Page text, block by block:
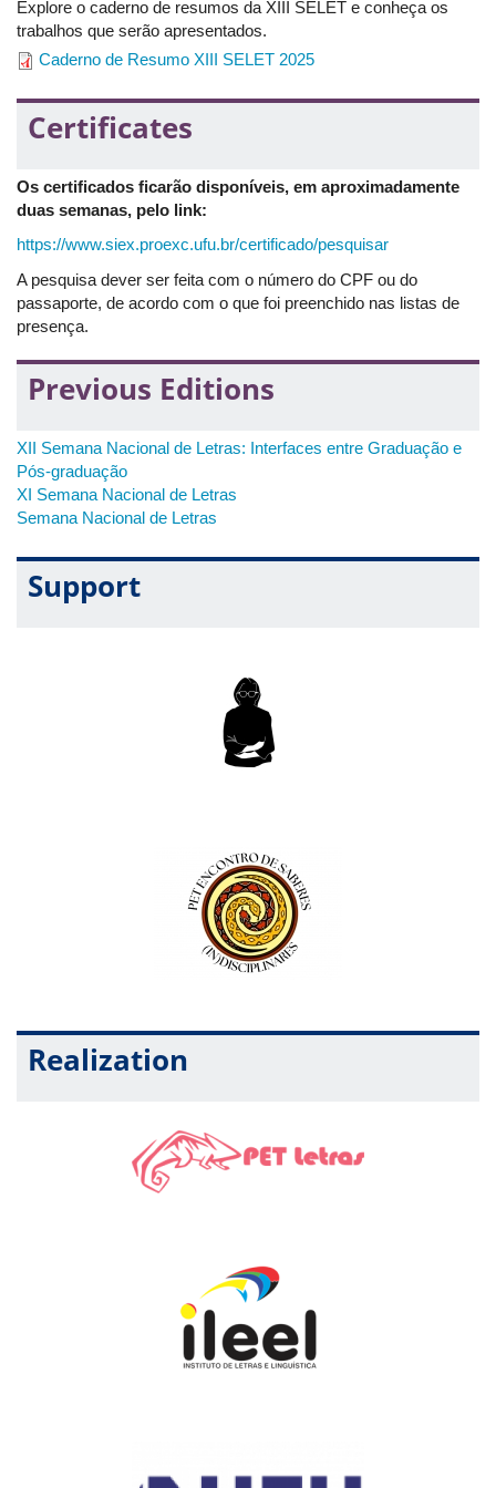
concepções de ensino orientam suas práticas. O debate será
ancorado também nas ideias de Paulo Freire, especialmente
quanto à centralidade da relação pedagógica e ao entendimento
(2021), discutiremos ainda as múltiplas dimensões do trabalho
docente: pessoal, impessoal, interpessoal e transpessoal. Ao
busca valorizar os encontros entre teoria e prática por meio de
fundamentos teóricos combinados com exercícios de escuta,
memória e análise.
Data:19 de agosto de 2025
Horário:8h30 às 11h30
Local:Auditório do 5OB da Universidade Federal de Uberlândia
Inscrições: https://forms.gle/aDq1zotRbNgLe9mg7
Intermidialidade – diálogos entre literatura,
música, cinema e quadrinhos
conceito de intermidialidade, explorando como diferentes mídias
– especialmente literatura, música, cinema e quadrinhos –
dialogam, se transformam e se recriam mutuamente. A partir de
abordagens teóricas e de exemplos práticos, o curso discutirá
as relações entre formas artísticas, refletindo sobre as
intermidialidade na cultura contemporânea. O minicurso
Explore o caderno de resumos da XIII SELET e conheça os
trabalhos que serão apresentados.
Caderno de Resumo XIII SELET 2025
Certificates
Os certificados ficarão disponíveis, em aproximadamente
duas semanas, pelo link:
https://www.siex.proexc.ufu.br/certificado/pesquisar
A pesquisa dever ser feita com o número do CPF ou do
passaporte, de acordo com o que foi preenchido nas listas de
presença.
Previous Editions
XII Semana Nacional de Letras: Interfaces entre Graduação e
Pós-graduação
XI Semana Nacional de Letras
Semana Nacional de Letras
Support
Realization